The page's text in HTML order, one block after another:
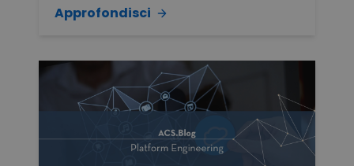
Approfondisci